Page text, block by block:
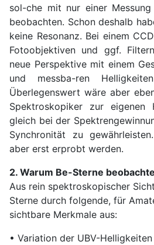
sol-che mit nur einer
beobachten. Schon deshalb
keine Resonanz. Bei einem
Fotoobjektiven und ggf.
neue Perspektive mit einem
und messba-ren
Überlegenswert wäre aber
Spektroskopiker zur eigenen
gleich bei der
Synchronität zu
aber erst erprobt werden.
2. Warum Be-Sterne
Aus rein spektroskopischer
Sterne durch folgende, für
sichtbare Merkmale aus:
• Variation der UBV-Helligkeiten